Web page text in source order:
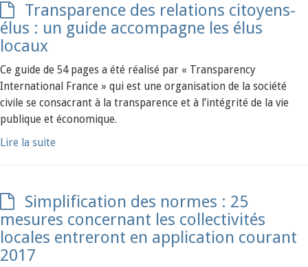
Transparence des relations citoyens-
élus : un guide accompagne les élus
locaux
Ce guide de 54 pages a été réalisé par « Transparency
International France » qui est une organisation de la société
civile se consacrant à la transparence et à l’intégrité de la vie
publique et économique.
Lire la suite
Simplification des normes : 25
mesures concernant les collectivités
locales entreront en application courant
2017